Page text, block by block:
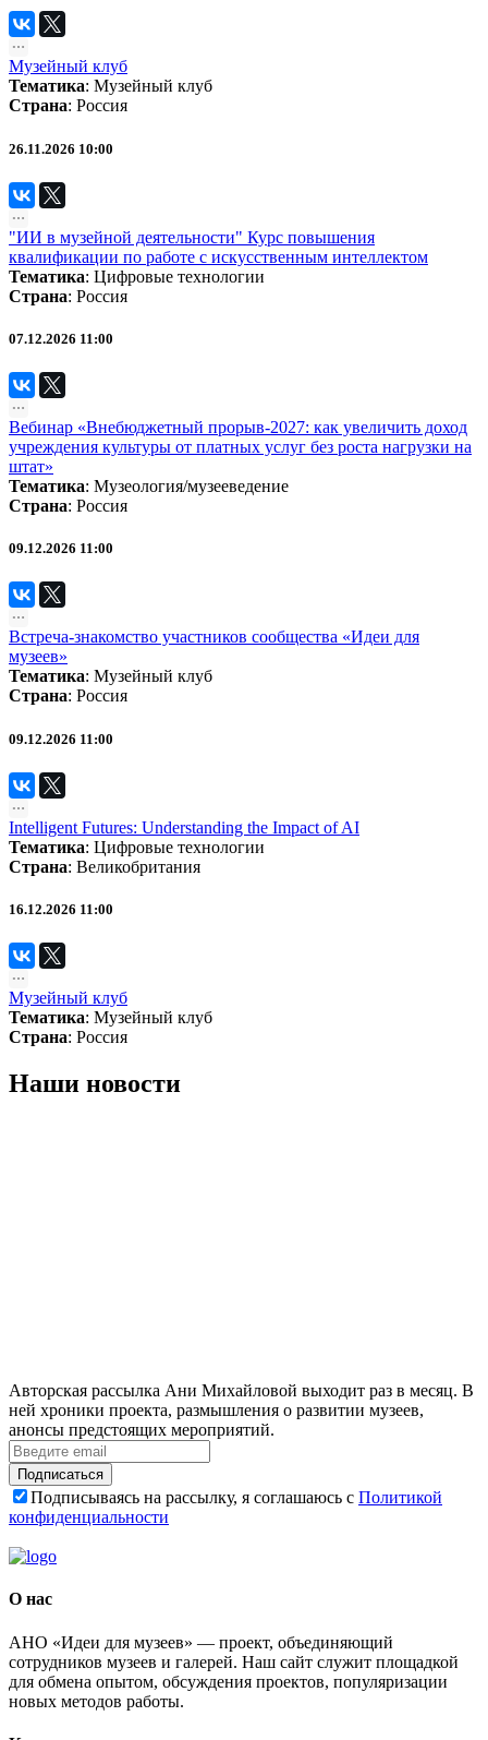
Музейный клуб
Тематика: Музейный клуб
Страна: Россия
26.11.2026 10:00
"ИИ в музейной деятельности" Курс повышения
квалификации по работе с искусственным интеллектом
Тематика: Цифровые технологии
Страна: Россия
07.12.2026 11:00
Вебинар «Внебюджетный прорыв‑2027: как увеличить доход
учреждения культуры от платных услуг без роста нагрузки на
штат»
Тематика: Музеология/музееведение
Страна: Россия
09.12.2026 11:00
Встреча-знакомство участников сообщества «Идеи для
музеев»
Тематика: Музейный клуб
Страна: Россия
09.12.2026 11:00
Intelligent Futures: Understanding the Impact of AI
Тематика: Цифровые технологии
Страна: Великобритания
16.12.2026 11:00
Музейный клуб
Тематика: Музейный клуб
Страна: Россия
Наши новости
Авторская рассылка Ани Михайловой выходит раз в месяц. В
ней хроники проекта, размышления о развитии музеев,
анонсы предстоящих мероприятий.
Подписаться
Подписываясь на рассылку, я соглашаюсь с Политикой
конфиденциальности
О нас
АНО «Идеи для музеев» — проект, объединяющий
сотрудников музеев и галерей. Наш сайт служит площадкой
для обмена опытом, обсуждения проектов, популяризации
новых методов работы.